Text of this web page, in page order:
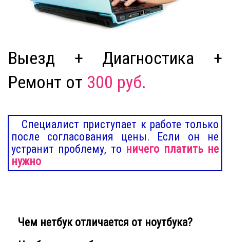
Выезд + Диагностика +
Ремонт от 300 руб.
Специалист приступает к работе только
после согласования цены. Если он не
устранит проблему, то ничего платить не
нужно
Чем нетбук отличается от ноутбука?